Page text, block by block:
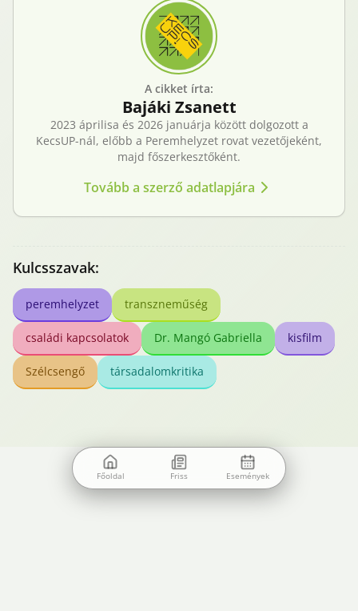
A cikket írta:
Bajáki Zsanett
2023 áprilisa és 2026 januárja között dolgozott a
KecsUP-nál, előbb a Peremhelyzet rovat vezetőjeként,
majd főszerkesztőként.
Tovább a szerző adatlapjára
Kulcsszavak:
peremhelyzet transzneműség
családi kapcsolatok Dr. Mangó Gabriella kisfilm
Szélcsengő társadalomkritika
Főoldal Friss Események